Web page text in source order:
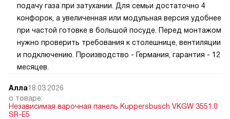
подачу газа при затухании. Для семьи достаточно 4
конфорок, а увеличенная или модульная версия удобнее
при частой готовке в большой посуде. Перед монтажом
нужно проверить требования к столешнице, вентиляции
и подключению. Производство - Германия, гарантия - 12
месяцев.
Алла18.03.2026
о товаре:
Независимая варочная панель Kuppersbusch VKGW 3551.0
SR-E5